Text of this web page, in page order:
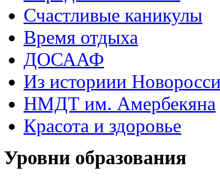
Счастливые каникулы
Время отдыха
ДОСААФ
Из историии
НМДТ им. Амербекяна
Красота и здоровье
Уровни образования